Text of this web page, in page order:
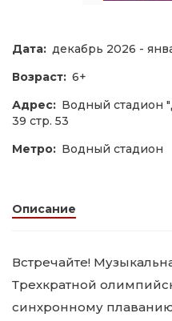
Дата: декабрь 2026 -
Возраст: 6+
Адрес: Водный стадион
39 стр. 53
Метро: Водный стадион
Описание
Встречайте!
Трехкратной
синхронному